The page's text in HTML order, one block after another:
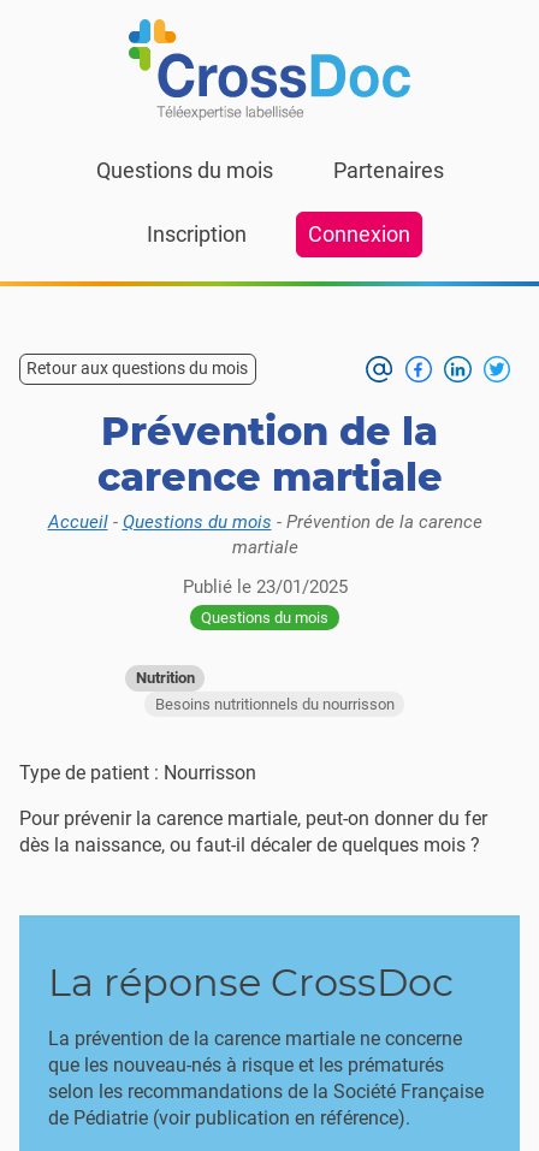
Questions du mois Partenaires
Inscription Connexion
Retour aux questions du mois
Prévention de la
carence martiale
Accueil- Questions du mois - Prévention de la carence
martiale
Publié le 23/01/2025
Questions du mois
Nutrition
Besoins nutritionnels du nourrisson
Type de patient : Nourrisson
Pour prévenir la carence martiale, peut-on donner du fer
dès la naissance, ou faut-il décaler de quelques mois ?
La réponse CrossDoc
La prévention de la carence martiale ne concerne
que les nouveau-nés à risque et les prématurés
selon les recommandations de la Société Française
de Pédiatrie (voir publication en référence).